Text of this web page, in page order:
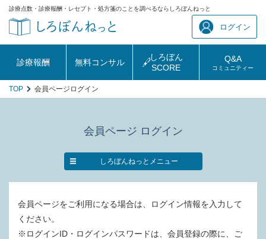
診療点数・診療報酬・レセプト・処方箋のことを調べるならしろぼんねっと
ログイン
診療報酬 無料コンサル
しろぼん
SCORE
Q&A
コミュニティー
TOP 会員ページログイン
会員ページ ログイン
しろぼんねっとメニュー
会員ページをご利用になる場合は、ログイン情報を入力して
ください。
※ログインID・ログインパスワードは、会員登録の際に、ご